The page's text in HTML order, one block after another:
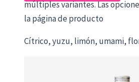
múltiples variantes. Las
la página de producto
Cítrico, yuzu, limón, umami,